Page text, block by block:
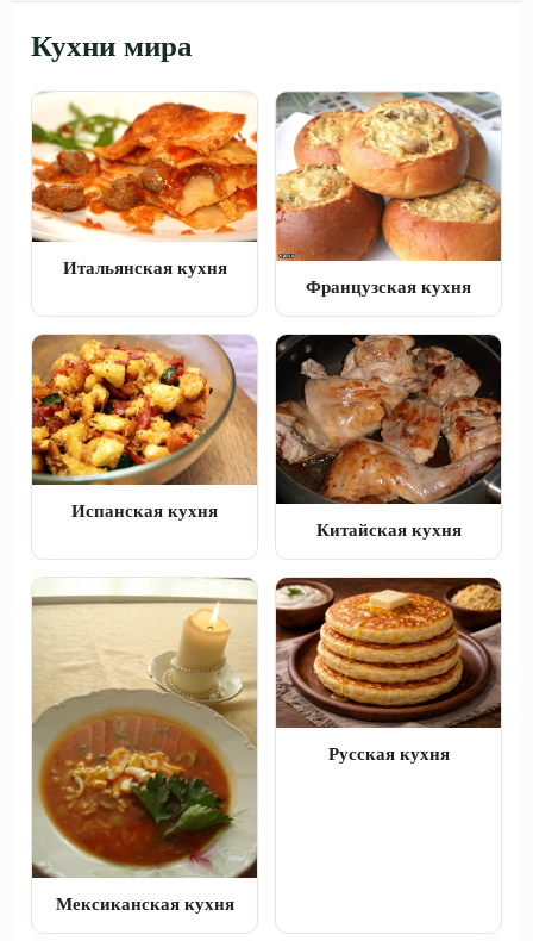
Кухни мира
Итальянская кухня
Французская кухня
Испанская кухня
Китайская кухня
Мексиканская кухня
Русская кухня